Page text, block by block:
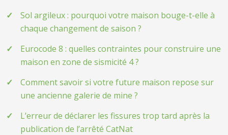
Sol argileux : pourquoi votre maison bouge-t-elle à
chaque changement de saison ?
Eurocode 8 : quelles contraintes pour construire une
maison en zone de sismicité 4 ?
Comment savoir si votre future maison repose sur
une ancienne galerie de mine ?
L’erreur de déclarer les fissures trop tard après la
publication de l’arrêté CatNat